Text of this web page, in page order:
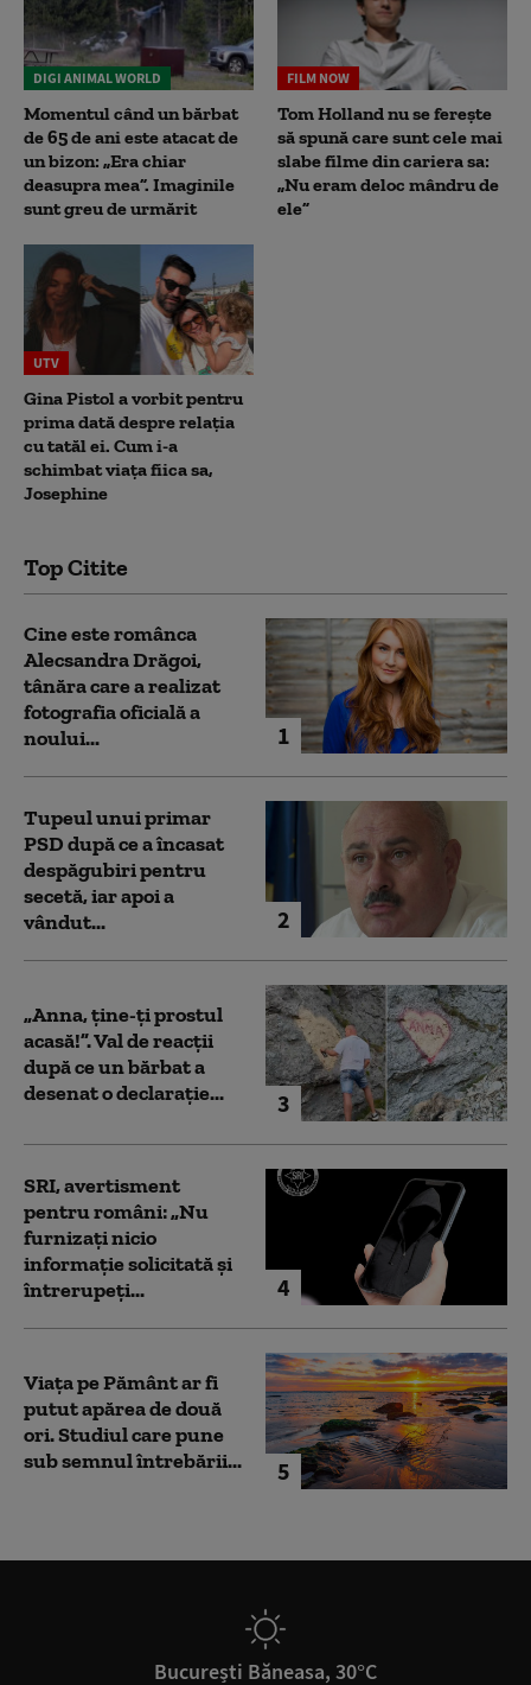
DIGI ANIMAL WORLD
Momentul când un bărbat
de 65 de ani este atacat de
un bizon: „Era chiar
deasupra mea”. Imaginile
sunt greu de urmărit
FILM NOW
Tom Holland nu se ferește
să spună care sunt cele mai
slabe filme din cariera sa:
„Nu eram deloc mândru de
ele”
UTV
Gina Pistol a vorbit pentru
prima dată despre relația
cu tatăl ei. Cum i-a
schimbat viața fiica sa,
Josephine
Top Citite
1
Cine este românca
Alecsandra Drăgoi,
tânăra care a realizat
fotografia oficială a
noului...
2
Tupeul unui primar
PSD după ce a încasat
despăgubiri pentru
secetă, iar apoi a
vândut...
3
„Anna, ţine-ţi prostul
acasă!”. Val de reacții
după ce un bărbat a
desenat o declarație...
4
SRI, avertisment
pentru români: „Nu
furnizați nicio
informație solicitată și
întrerupeți...
5
Viața pe Pământ ar fi
putut apărea de două
ori. Studiul care pune
sub semnul întrebării...
București Băneasa, 30°C